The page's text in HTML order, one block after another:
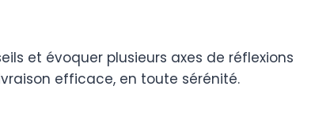
et évoquer plusieurs axes de réflexions
efficace, en toute sérénité.